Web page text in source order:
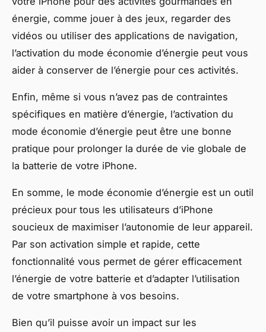
énergie, comme jouer à des jeux, regarder des
vidéos ou utiliser des applications de navigation,
l’activation du mode économie d’énergie peut vous
aider à conserver de l’énergie pour ces activités.
Enfin, même si vous n’avez pas de contraintes
spécifiques en matière d’énergie, l’activation du
mode économie d’énergie peut être une bonne
pratique pour prolonger la durée de vie globale de
la batterie de votre iPhone.
En somme, le mode économie d’énergie est un outil
précieux pour tous les utilisateurs d’iPhone
soucieux de maximiser l’autonomie de leur appareil.
Par son activation simple et rapide, cette
fonctionnalité vous permet de gérer efficacement
l’énergie de votre batterie et d’adapter l’utilisation
de votre smartphone à vos besoins.
Bien qu’il puisse avoir un impact sur les